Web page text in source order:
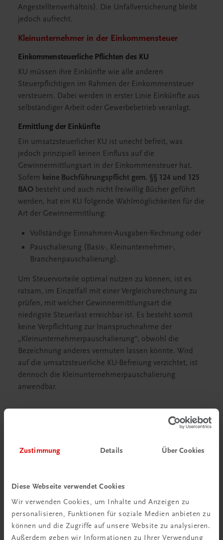
Zustimmung Details Über Cookies
Diese Webseite verwendet Cookies
Wir verwenden Cookies, um Inhalte und Anzeigen zu
personalisieren, Funktionen für soziale Medien anbieten zu
können und die Zugriffe auf unsere Website zu analysieren.
Außerdem geben wir Informationen zu Ihrer Verwendung
Angestelltenverhältnis). Die Unfallversicherung bleibt
jedoch aufrecht.
Kleinunternehmer in der Einkommensteuer
Einkommensteuerliche Pflichten des KU
KU müssen ihre Einkünfte wie alle anderen
Steuerpflichtigen im Rahmen der Einkommensteuer
versteuern. Dabei werden in erster Linie Einkünfte aus
selbständiger Arbeit oder Gewerbebetrieb veranlagt.
Ermittlung der Einkünfte
Ein umsatzsteuerlicher KU ist unecht befreit, was
jedoch prinzipiell keinen Einfluss auf die
Gewinnermittlungsart in der Einkommensteuer hat.
Sofern keine Buchführungspflicht gem. §§ 124 und 125
BAO besteht und auch nicht freiwillig Bücher geführt
werden, hat ein KU folgende Wahlmöglichkeiten für die
Art der Gewinnermittlung:
Vollständige Einnahmen-Ausgaben-Rechnung oder
Pauschalierung (Basis-, Kleinunternehmer-,
Branchenpauschalierung).
Um Steuervorteile optimal nutzen zu können, ist es
ratsam, im Einzelfall mit einer Vergleichsrechnung zu
prüfen, mit welcher Gewinnermittlungsart die
niedrigste Steuerlast erreichbar ist. Es besteht somit
keine Verpflichtung zur Inanspruchnahme der
„Kleinunternehmerpauschalierung“, obwohl die
Bezeichnung anderes vermuten lassen könnte. Wird
auf die umsatzsteuerliche KU-Befreiung verzichtet, ist
dennoch die Kleinunternehmerpauschalierung
anwendbar.
Österreichische KU können sich ab 1. Jänner 2025 in
Bruttoumsatz im Bestimmungsland unter dem
jeweiligen Schwellenwert,
Bruttoumsatz im Unionsgebiet unter 100.000,00
EUR und